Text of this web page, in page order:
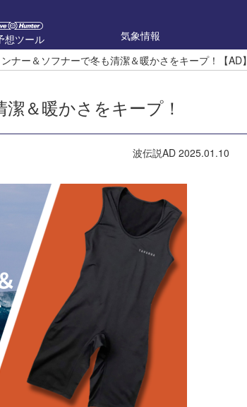
想ツール 気象情報
ナー＆ソフナーで冬も清潔＆暖かさをキープ！【AD】
＆暖かさをキープ！
波伝説AD 2025.01.10